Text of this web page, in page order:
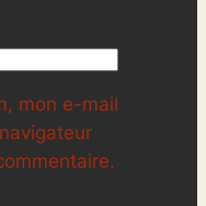
mon e-mail